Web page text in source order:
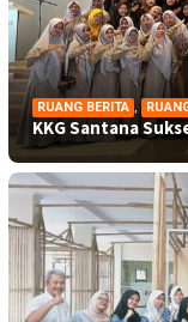
RUANG BERITA ,
KKG Santana